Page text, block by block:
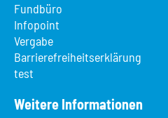
Fundbüro
Infopoint
Vergabe
Barrierefreiheitserklärung
test
Weitere Informationen